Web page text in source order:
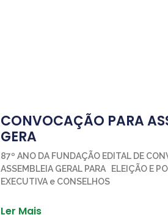
CONVOCAÇÃO PARA
GERA
87º ANO DA FUNDAÇÃO EDITAL DE
ASSEMBLEIA GERAL PARA ELEIÇÃO E
EXECUTIVA e CONSELHOS
Ler Mais